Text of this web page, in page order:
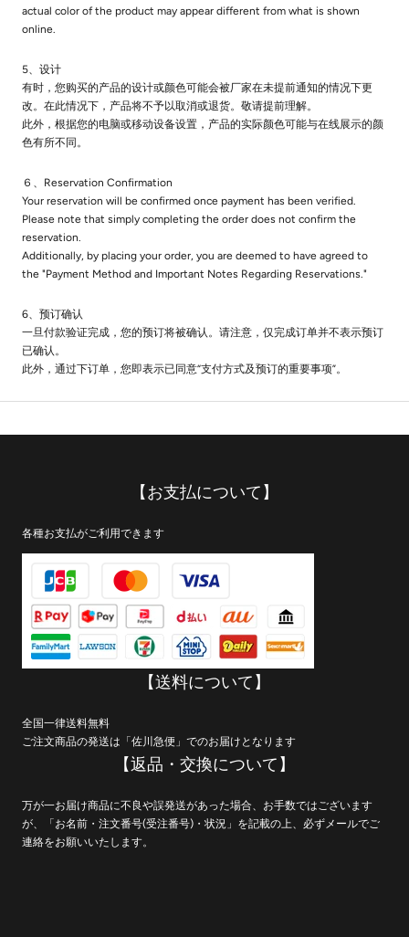
actual color of the product may appear different from what is shown
online.
5、设计
有时，您购买的产品的设计或颜色可能会被厂家在未提前通知的情况下更
改。在此情况下，产品将不予以取消或退货。敬请提前理解。
此外，根据您的电脑或移动设备设置，产品的实际颜色可能与在线展示的颜
色有所不同。
６、Reservation Confirmation
Your reservation will be confirmed once payment has been verified.
Please note that simply completing the order does not confirm the
reservation.
Additionally, by placing your order, you are deemed to have agreed to
the "Payment Method and Important Notes Regarding Reservations."
6、预订确认
一旦付款验证完成，您的预订将被确认。请注意，仅完成订单并不表示预订
已确认。
此外，通过下订单，您即表示已同意“支付方式及预订的重要事项”。
【お支払について】
各種お支払がご利用できます
【送料について】
全国一律送料無料
ご注文商品の発送は「佐川急便」でのお届けとなります
【返品・交換について】
万が一お届け商品に不良や誤発送があった場合、お手数ではございます
が、「お名前・注文番号(受注番号)・状況」を記載の上、必ずメールでご
連絡をお願いいたします。